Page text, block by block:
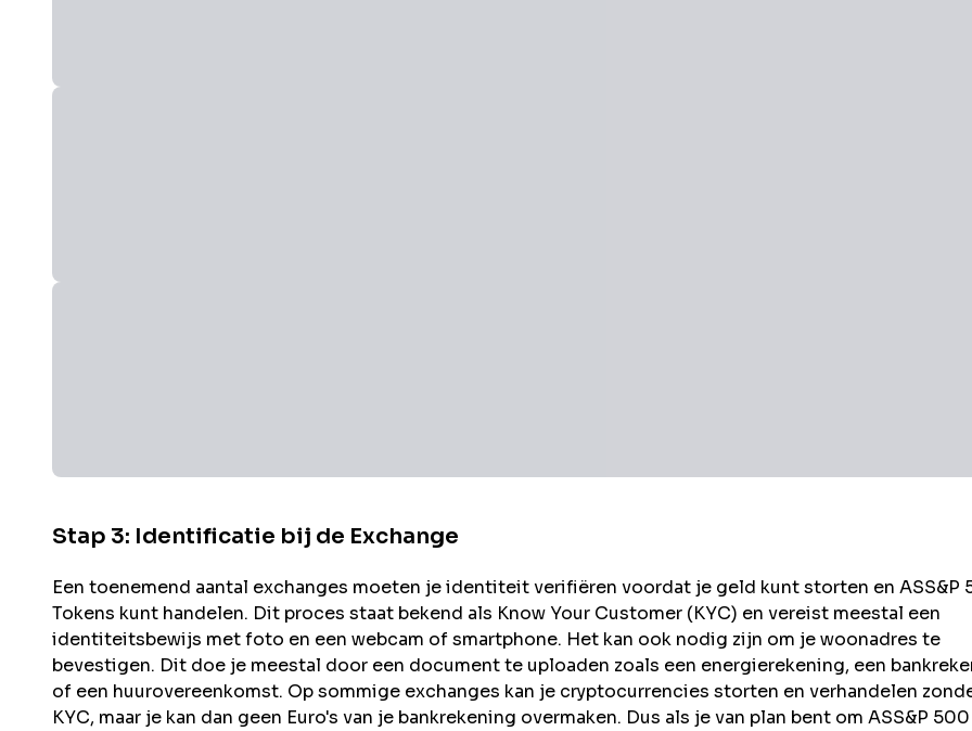
Stap 3: Identificatie bij de Exchange
Een toenemend aantal exchanges moeten je identiteit verifiëren voordat je geld kunt storten en ASS&P
Tokens kunt handelen. Dit proces staat bekend als Know Your Customer (KYC) en vereist meestal een
identiteitsbewijs met foto en een webcam of smartphone. Het kan ook nodig zijn om je woonadres te
bevestigen. Dit doe je meestal door een document te uploaden zoals een energierekening, een
of een huurovereenkomst. Op sommige exchanges kan je cryptocurrencies storten en verhandelen
KYC, maar je kan dan geen Euro's van je bankrekening overmaken. Dus als je van plan bent om ASS&P 500